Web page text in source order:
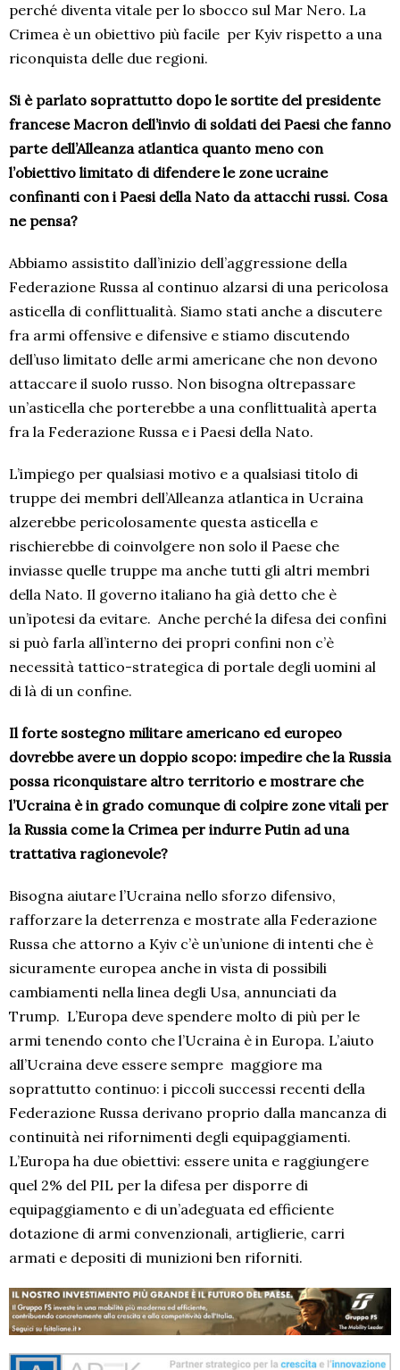
perché diventa vitale per lo sbocco sul Mar Nero. La
Crimea è un obiettivo più facile per Kyiv rispetto a una
riconquista delle due regioni.
Si è parlato soprattutto dopo le sortite del presidente
francese Macron dell’invio di soldati dei Paesi che fanno
parte dell’Alleanza atlantica quanto meno con
l’obiettivo limitato di difendere le zone ucraine
confinanti con i Paesi della Nato da attacchi russi. Cosa
ne pensa?
Abbiamo assistito dall’inizio dell’aggressione della
Federazione Russa al continuo alzarsi di una pericolosa
asticella di conflittualità. Siamo stati anche a discutere
fra armi offensive e difensive e stiamo discutendo
dell’uso limitato delle armi americane che non devono
attaccare il suolo russo. Non bisogna oltrepassare
un’asticella che porterebbe a una conflittualità aperta
fra la Federazione Russa e i Paesi della Nato.
L’impiego per qualsiasi motivo e a qualsiasi titolo di
truppe dei membri dell’Alleanza atlantica in Ucraina
alzerebbe pericolosamente questa asticella e
rischierebbe di coinvolgere non solo il Paese che
inviasse quelle truppe ma anche tutti gli altri membri
della Nato. Il governo italiano ha già detto che è
un’ipotesi da evitare. Anche perché la difesa dei confini
si può farla all’interno dei propri confini non c’è
necessità tattico-strategica di portale degli uomini al
di là di un confine.
Il forte sostegno militare americano ed europeo
dovrebbe avere un doppio scopo: impedire che la Russia
possa riconquistare altro territorio e mostrare che
l’Ucraina è in grado comunque di colpire zone vitali per
la Russia come la Crimea per indurre Putin ad una
trattativa ragionevole?
Bisogna aiutare l’Ucraina nello sforzo difensivo,
rafforzare la deterrenza e mostrate alla Federazione
Russa che attorno a Kyiv c’è un’unione di intenti che è
sicuramente europea anche in vista di possibili
cambiamenti nella linea degli Usa, annunciati da
Trump. L’Europa deve spendere molto di più per le
armi tenendo conto che l’Ucraina è in Europa. L’aiuto
all’Ucraina deve essere sempre maggiore ma
soprattutto continuo: i piccoli successi recenti della
Federazione Russa derivano proprio dalla mancanza di
continuità nei rifornimenti degli equipaggiamenti.
L’Europa ha due obiettivi: essere unita e raggiungere
quel 2% del PIL per la difesa per disporre di
equipaggiamento e di un’adeguata ed efficiente
dotazione di armi convenzionali, artiglierie, carri
armati e depositi di munizioni ben riforniti.